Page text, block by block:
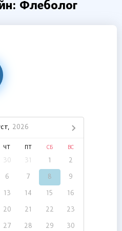
Флеболог
2026
ЧТ СБ ВС
30 31 1 2
6 7 8 9
13 14 15 16
20 21 22 23
27 28 29 30